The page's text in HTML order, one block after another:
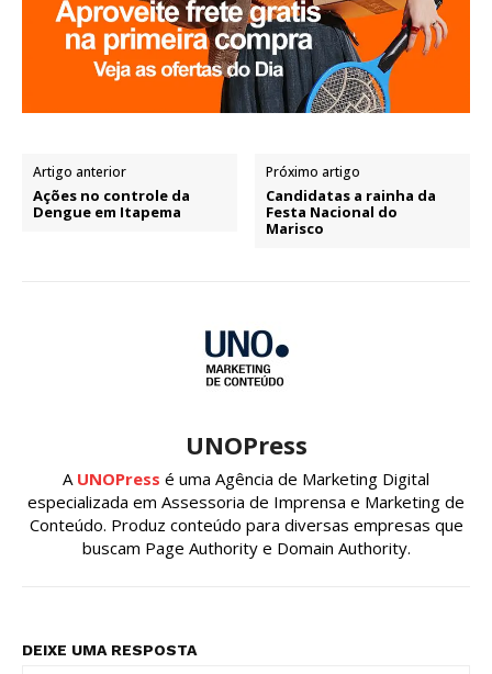
Artigo anterior
Ações no controle da
Dengue em Itapema
Próximo artigo
Candidatas a rainha da
Festa Nacional do
Marisco
UNOPress
A UNOPress é uma Agência de Marketing Digital
especializada em Assessoria de Imprensa e Marketing de
Conteúdo. Produz conteúdo para diversas empresas que
buscam Page Authority e Domain Authority.
DEIXE UMA RESPOSTA